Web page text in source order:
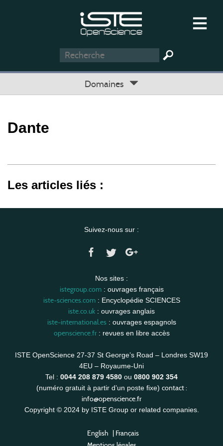
Domaines
Dante
Les articles liés :
Suivez-nous sur :
Nos sites :
istegroup.com: ouvrages français
iste-sciences.com: Encyclopédie SCIENCES
iste.co.uk : ouvrages anglais
iste-international.es: ouvrages espagnols
openscience.fr: revues en libre accès
ISTE OpenScience 27-37 St George’s Road – Londres SW19
4EU – Royaume-Uni
Tel : 0044 208 879 4580 ou 0800 902 354
(numéro gratuit à partir d’un poste fixe) contact :
info@openscience.fr
Copyright © 2024 by ISTE Group or related companies.
English | Français